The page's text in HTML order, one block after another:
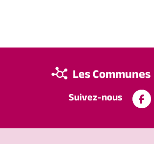
Suivez-nous
Les Communes